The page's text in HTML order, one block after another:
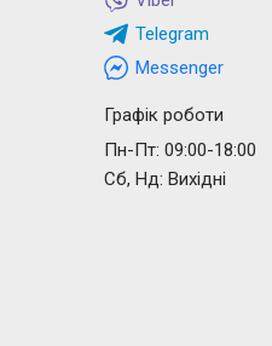
Telegram
Messenger
Графік роботи
Пн-Пт: 09:00-18:00
Сб, Нд: Вихідні